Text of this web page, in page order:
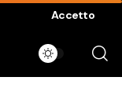
Accetto